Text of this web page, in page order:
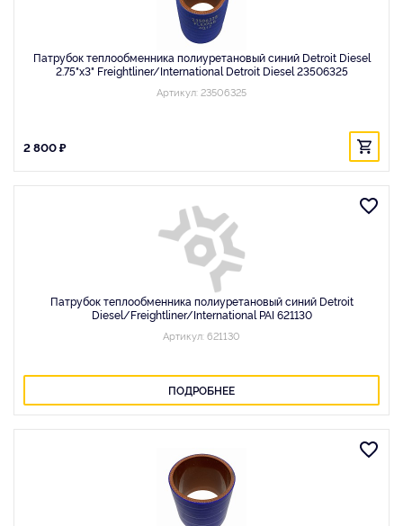
Патрубок теплообменника полиуретановый синий Detroit Diesel
2.75"x3" Freightliner/International Detroit Diesel 23506325
Артикул: 23506325
2 800 ₽
Патрубок теплообменника полиуретановый синий Detroit
Diesel/Freightliner/International PAI 621130
Артикул: 621130
ПОДРОБНЕЕ